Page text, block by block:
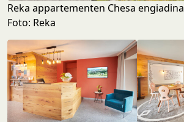
Reka appartementen Chesa
Foto: Reka